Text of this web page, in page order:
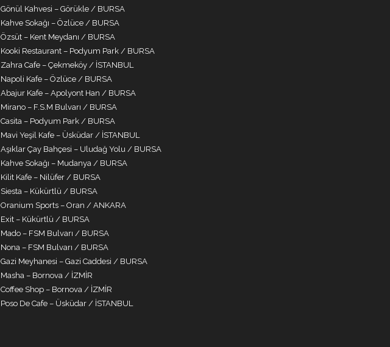
Gönül Kahvesi – Görükle / BURSA
Kahve Sokağı – Özlüce / BURSA
Özsüt – Kent Meydanı / BURSA
Kooki Restaurant – Podyum Park / BURSA
Zahra Cafe – Çekmeköy / İSTANBUL
Napoli Kafe – Özlüce / BURSA
Abajur Kafe – Apolyont Han / BURSA
Mirano – F.S.M Bulvarı / BURSA
Casita – Podyum Park / BURSA
Mavi Yeşil Kafe – Üsküdar / İSTANBUL
Aşıklar Çay Bahçesi – Uludağ Yolu / BURSA
Kahve Sokağı – Mudanya / BURSA
Kilit Kafe – Nilüfer / BURSA
Siesta – Kükürtlü / BURSA
Oranium Sports – Oran / ANKARA
Exit – Kükürtlü / BURSA
Mado – FSM Bulvarı / BURSA
Nona – FSM Bulvarı / BURSA
Gazi Meyhanesi – Gazi Caddesi / BURSA
Masha – Bornova / İZMİR
Coffee Shop – Bornova / İZMİR
Poso De Cafe – Üsküdar / İSTANBUL